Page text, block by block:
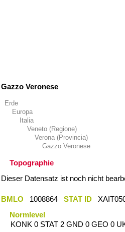
Gazzo Veronese
Erde
Europa
Italia
Veneto (Regione)
Verona (Provincia)
Gazzo Veronese
Topographie
Dieser Datensatz ist noch nicht
BMLO 1008864 STAT ID
Normlevel
KONK 0 STAT 2 GND 0 GEO 0